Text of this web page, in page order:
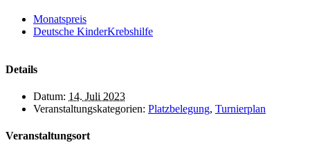
Monatspreis
Deutsche KinderKrebshilfe
Details
Datum: 14. Juli 2023
Veranstaltungskategorien: Platzbelegung, Turnierplan
Veranstaltungsort